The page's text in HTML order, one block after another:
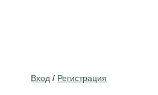
Вход / Регистрация